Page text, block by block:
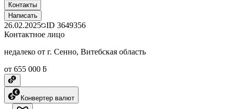
Контакты
Написать
26.02.2025 ID 3649356
Контактное лицо
недалеко от г. Сенно, Витебская область
от 655 000 ƃ
Конвертер валют